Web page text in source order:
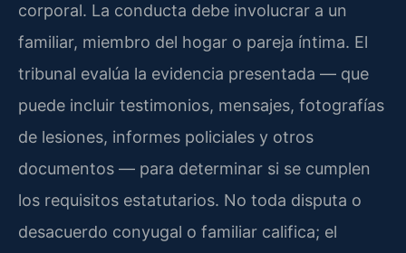
corporal. La conducta debe involucrar a un
familiar, miembro del hogar o pareja íntima. El
tribunal evalúa la evidencia presentada — que
puede incluir testimonios, mensajes, fotografías
de lesiones, informes policiales y otros
documentos — para determinar si se cumplen
los requisitos estatutarios. No toda disputa o
desacuerdo conyugal o familiar califica; el